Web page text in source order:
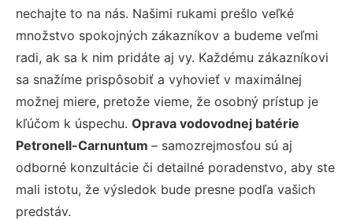
nechajte to na nás. Našimi rukami prešlo veľké
množstvo spokojných zákazníkov a budeme veľmi
radi, ak sa k nim pridáte aj vy. Každému zákazníkovi
sa snažíme prispôsobiť a vyhovieť v maximálnej
možnej miere, pretože vieme, že osobný prístup je
kľúčom k úspechu. Oprava vodovodnej batérie
Petronell-Carnuntum – samozrejmosťou sú aj
odborné konzultácie či detailné poradenstvo, aby ste
mali istotu, že výsledok bude presne podľa vašich
predstáv.